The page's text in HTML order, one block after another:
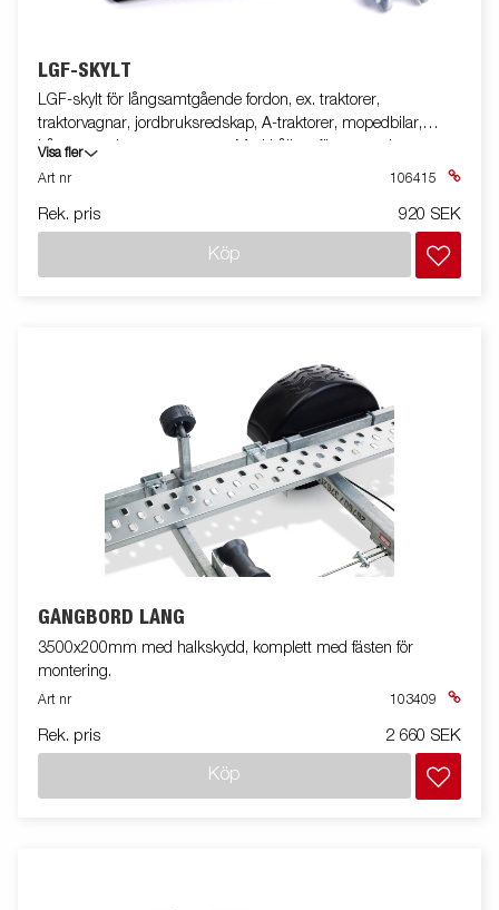
LGF-SKYLT
LGF-skylt för långsamtgående fordon, ex. traktorer,
traktorvagnar, jordbruksredskap, A-traktorer, mopedbilar,
båtupptagningsvagnar m.m. Med hållare för montering
Visa fler
Art nr
106415
Rek. pris 920 SEK
Köp
GÅNGBORD LÅNG
3500x200mm med halkskydd, komplett med fästen för
montering.
Art nr 103409
Rek. pris 2 660 SEK
Köp